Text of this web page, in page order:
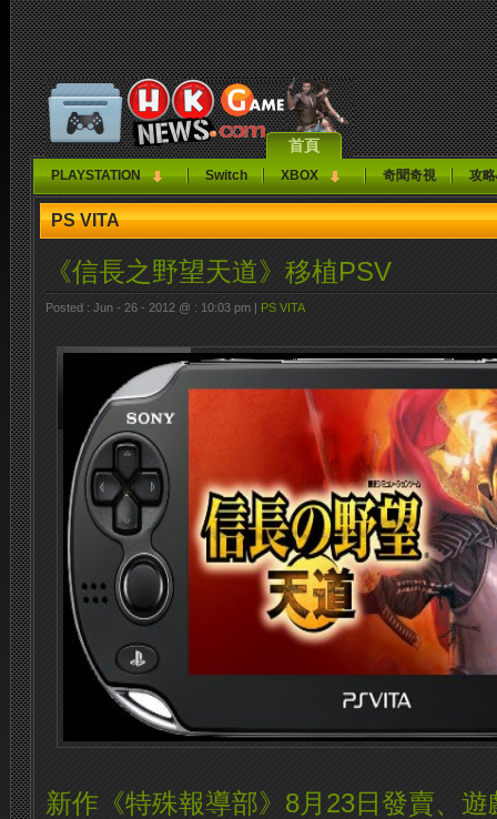
首頁
PLAYSTATION Switch XBOX 奇聞奇視 攻
PS VITA
《信長之野望天道》移植PSV
Posted : Jun - 26 - 2012 @ : 10:03 pm | PS VITA
新作《特殊報導部》8月23日發賣、遊